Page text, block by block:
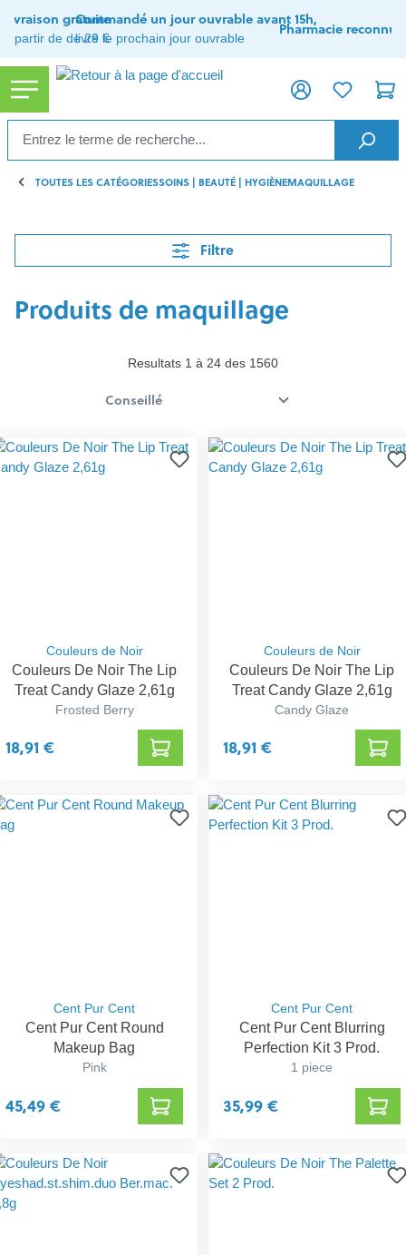
principal
Livraison gratuite
à partir de de 29 €
Commandé un jour ouvrable avant 15h,
livré le prochain jour ouvrable
Pharmacie reconnue
TOUTES LES CATÉGORIESSOINS | BEAUTÉ | HYGIÈNEMAQUILLAGE
Filtre
Produits de maquillage
Resultats 1 à 24 des 1560
Couleurs de Noir
Couleurs De Noir The Lip
Treat Candy Glaze 2,61g
Frosted Berry
18,91 €
Couleurs de Noir
Couleurs De Noir The Lip
Treat Candy Glaze 2,61g
Candy Glaze
18,91 €
Cent Pur Cent
Cent Pur Cent Round
Makeup Bag
Pink
45,49 €
Cent Pur Cent
Cent Pur Cent Blurring
Perfection Kit 3 Prod.
1 piece
35,99 €